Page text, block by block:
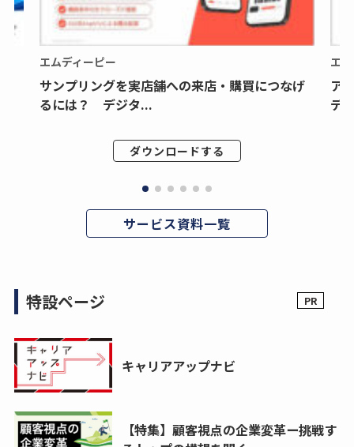
エムディーピー
サンプリングを実店舗への来店・購買につなげ
るには？ デジタ...
ダウンロードする
エ
ア
デ
サービス資料一覧
特設ページ
キャリアアップナビ
【特集】顧客視点の企業変革ー挑戦す